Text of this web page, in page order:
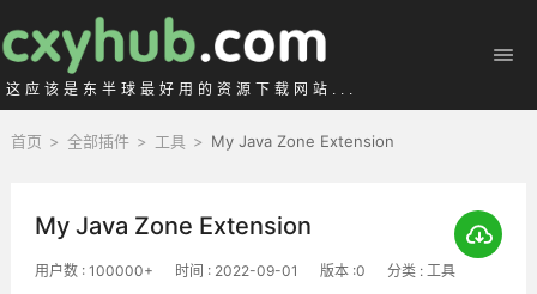
这应该是东半球最好用的资源下载网站...
首页 > 全部插件 > 工具 > My Java Zone Extension
My Java Zone Extension
用户数 : 100000+ 时间 : 2022-09-01 版本 :0 分类 : 工具